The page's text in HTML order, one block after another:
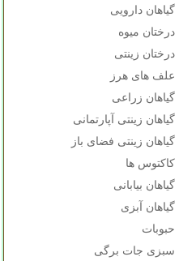
گیاهان دارویی
درختان میوه
درختان زینتی
علف های هرز
گیاهان زراعی
گیاهان زینتی آپارتمانی
گیاهان زینتی فضای باز
کاکتوس ها
گیاهان بیابانی
گیاهان آبزی
حبوبات
سبزی جات برگی